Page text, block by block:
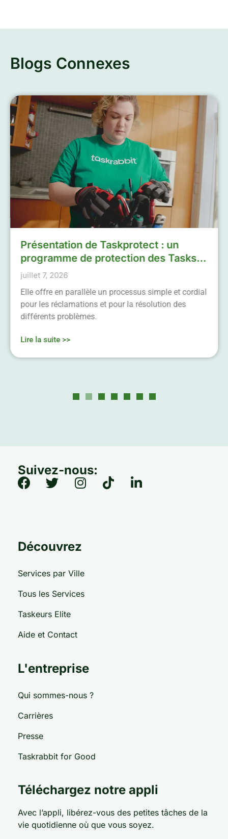
Blogs Connexes
Présentation de Taskprotect : un
programme de protection des Tasks
simplifié
juillet 7, 2026
Elle offre en parallèle un processus simple et cordial
pour les réclamations et pour la résolution des
différents problèmes.
Lire la suite >>
Suivez-nous:
Découvrez
Services par Ville
Tous les Services
Taskeurs Elite
Aide et Contact
L'entreprise
Qui sommes-nous ?
Carrières
Presse
Taskrabbit for Good
Téléchargez notre appli
Avec l’appli, libérez-vous des petites tâches de la
vie quotidienne où que vous soyez.